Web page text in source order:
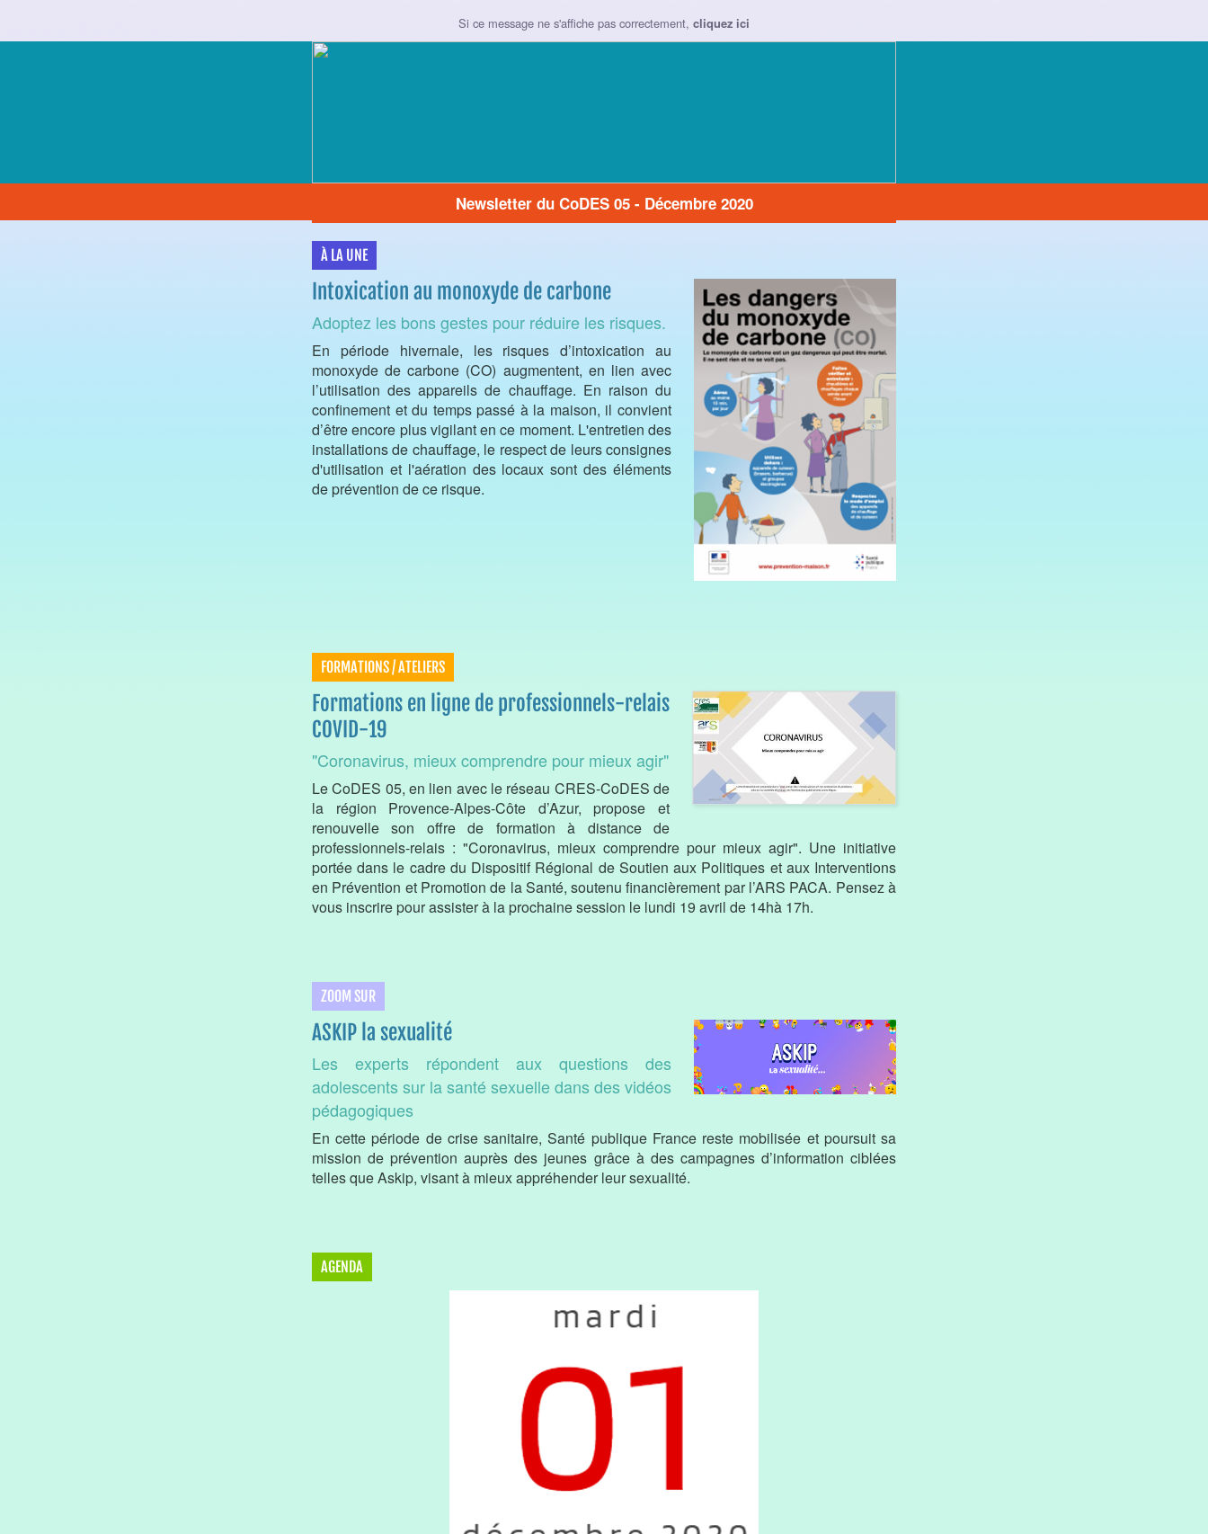
Si ce message ne s'affiche pas correctement, cliquez ici
Newsletter du CoDES 05 - Décembre 2020
À LA UNE
Intoxication au monoxyde de carbone
Adoptez les bons gestes pour réduire les risques.
En période hivernale, les risques d’intoxication au
monoxyde de carbone (CO) augmentent, en lien avec
l’utilisation des appareils de chauffage. En raison du
confinement et du temps passé à la maison, il convient
d’être encore plus vigilant en ce moment. L'entretien des
installations de chauffage, le respect de leurs consignes
d'utilisation et l'aération des locaux sont des éléments
de prévention de ce risque.
FORMATIONS / ATELIERS
Formations en ligne de professionnels-relais
COVID-19
"Coronavirus, mieux comprendre pour mieux agir"
Le CoDES 05, en lien avec le réseau CRES-CoDES de
la région Provence-Alpes-Côte d’Azur, propose et
renouvelle son offre de formation à distance de
professionnels-relais : "Coronavirus, mieux comprendre pour mieux agir". Une initiative
portée dans le cadre du Dispositif Régional de Soutien aux Politiques et aux Interventions
en Prévention et Promotion de la Santé, soutenu financièrement par l’ARS PACA. Pensez à
vous inscrire pour assister à la prochaine session le lundi 19 avril de 14hà 17h.
ZOOM SUR
ASKIP la sexualité
Les experts répondent aux questions des
adolescents sur la santé sexuelle dans des vidéos
pédagogiques
En cette période de crise sanitaire, Santé publique France reste mobilisée et poursuit sa
mission de prévention auprès des jeunes grâce à des campagnes d’information ciblées
telles que Askip, visant à mieux appréhender leur sexualité.
AGENDA